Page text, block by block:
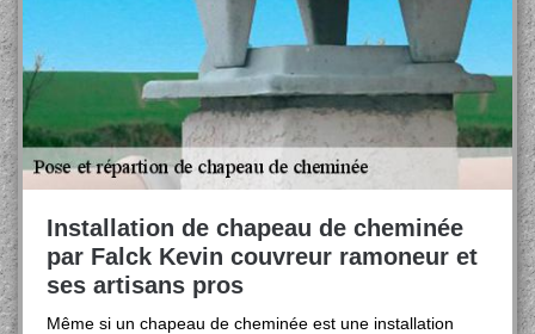
Installation de chapeau de cheminée
par Falck Kevin couvreur ramoneur et
ses artisans pros
Même si un chapeau de cheminée est une installation